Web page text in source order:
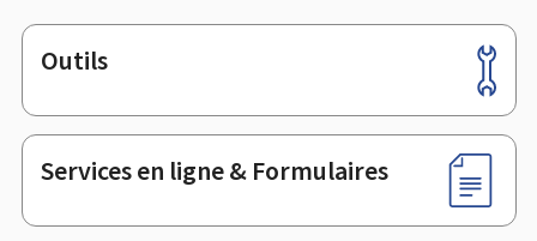
Pied
de
page
Outils
Services en ligne & Formulaires